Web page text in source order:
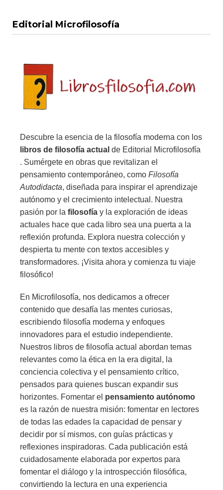
Editorial Microfilosofía
Descubre la esencia de la filosofía moderna con los
libros de filosofía actual de Editorial Microfilosofía
. Sumérgete en obras que revitalizan el
pensamiento contemporáneo, como Filosofía
Autodidacta, diseñada para inspirar el aprendizaje
autónomo y el crecimiento intelectual. Nuestra
pasión por la filosofía y la exploración de ideas
actuales hace que cada libro sea una puerta a la
reflexión profunda. Explora nuestra colección y
despierta tu mente con textos accesibles y
transformadores. ¡Visita ahora y comienza tu viaje
filosófico!
En Microfilosofía, nos dedicamos a ofrecer
contenido que desafía las mentes curiosas,
escribiendo filosofía moderna y enfoques
innovadores para el estudio independiente.
Nuestros libros de filosofía actual abordan temas
relevantes como la ética en la era digital, la
conciencia colectiva y el pensamiento crítico,
pensados para quienes buscan expandir sus
horizontes. Fomentar el pensamiento autónomo
es la razón de nuestra misión: fomentar en lectores
de todas las edades la capacidad de pensar y
decidir por sí mismos, con guías prácticas y
reflexiones inspiradoras. Cada publicación está
cuidadosamente elaborada por expertos para
fomentar el diálogo y la introspección filosófica,
convirtiendo la lectura en una experiencia